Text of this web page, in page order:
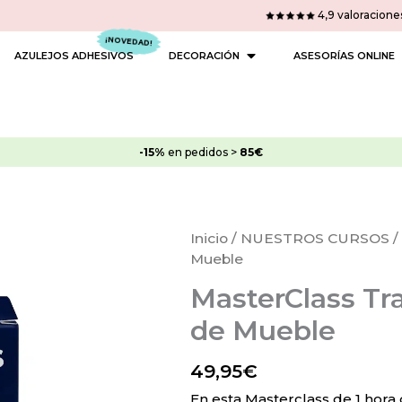
4,9
PINTURAS
AZULEJOS ADHESIVOS DECORACIÓN OPEN DECORACIÓN
ASESORÍAS ONLINE
-15% en pedidos > 85€
Inicio / NUESTROS CURSOS /
Mueble
MasterClass
de Mueble
49,95€
MasterClass
Transformación
de
Mueble
cantidad